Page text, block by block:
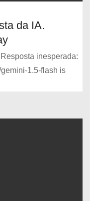
da IA.
inesperada:
1.5-flash is